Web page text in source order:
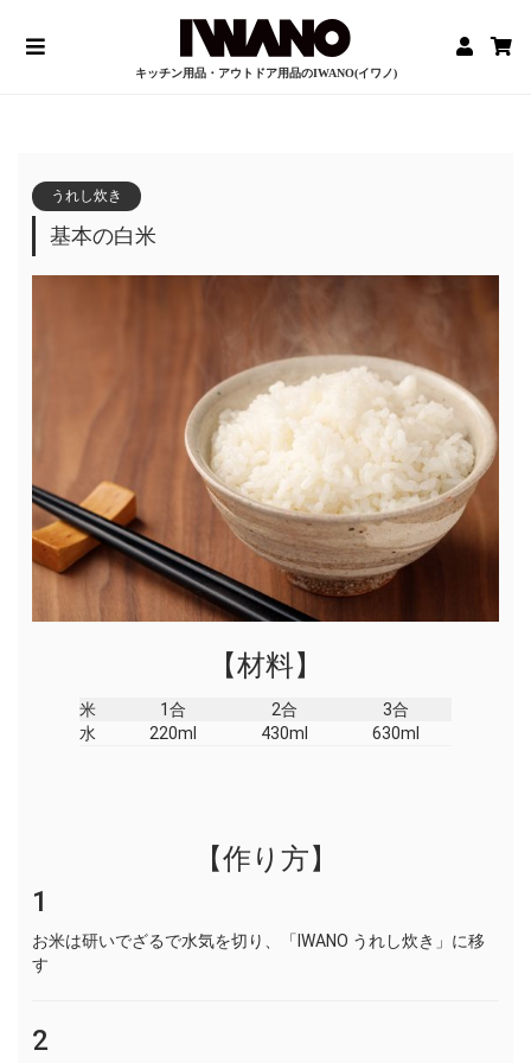
キッチン用品・アウトドア用品のIWANO(イワノ)
うれし炊き
基本の白米
【材料】
米 1合 2合
3合
水
220ml 430ml 630ml
【作り方】
1
お米は研いでざるで水気を切り、「IWANO うれし炊き」に移
す
2